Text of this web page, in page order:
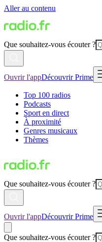
Aller au contenu
Que souhaitez-vous écouter ?
Ouvrir l'appDécouvrir Prime
Top 100 radios
Podcasts
Sport en direct
À proximité
Genres musicaux
Thèmes
Que souhaitez-vous écouter ?
Ouvrir l'appDécouvrir Prime
Que souhaitez-vous écouter ?